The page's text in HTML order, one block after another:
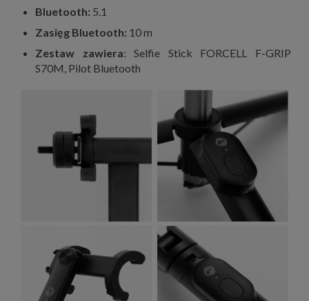
Bluetooth: 5.1
Zasięg Bluetooth: 10 m
Zestaw zawiera: Selfie Stick FORCELL F-GRIP
S70M, Pilot Bluetooth